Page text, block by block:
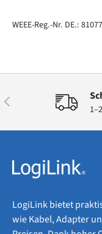
WEEE-Reg.-Nr. DE.:
Vorherige
LogiLink bietet
wie Kabel, Adapter